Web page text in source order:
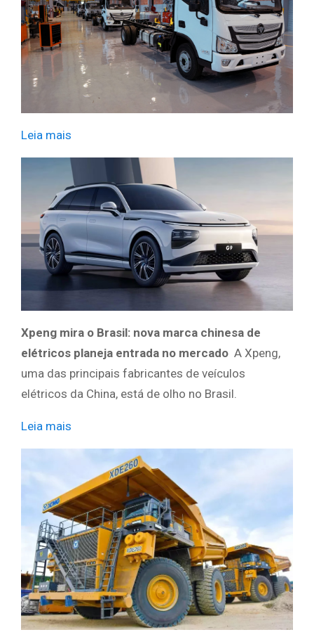
Leia mais
Xpeng mira o Brasil: nova marca chinesa de
elétricos planeja entrada no mercado A Xpeng,
uma das principais fabricantes de veículos
elétricos da China, está de olho no Brasil.
Leia mais